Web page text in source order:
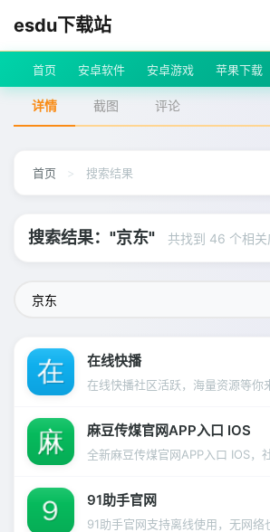
esdu下载站
首页 安卓软件 安卓游戏 苹果下载
详情 截图 评论
首页 > 搜索结果
搜索结果："京东" 共找到 46 个相关
在线快播
在线快播社区活跃，海量资源等你
麻豆传煤官网APP入口 IOS
91助手官网